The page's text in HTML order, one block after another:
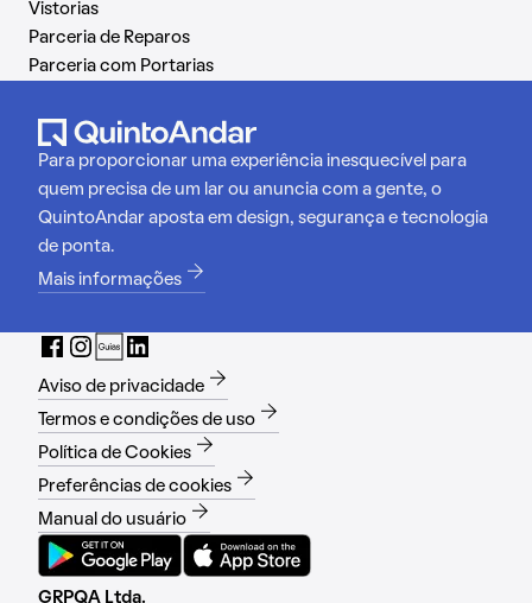
Vistorias
Parceria de Reparos
Parceria com Portarias
Para proporcionar uma experiência inesquecível para
quem precisa de um lar ou anuncia com a gente, o
QuintoAndar aposta em design, segurança e tecnologia
de ponta.
Mais informações
Aviso de privacidade
Termos e condições de uso
Política de Cookies
Preferências de cookies
Manual do usuário
GRPQA Ltda.